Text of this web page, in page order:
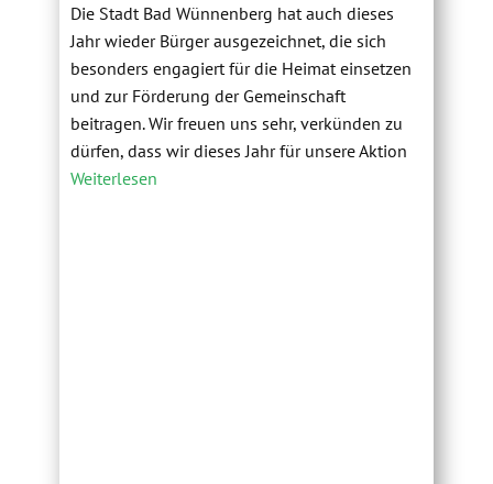
Die Stadt Bad Wünnenberg hat auch dieses
Jahr wieder Bürger ausgezeichnet, die sich
besonders engagiert für die Heimat einsetzen
und zur Förderung der Gemeinschaft
beitragen. Wir freuen uns sehr, verkünden zu
dürfen, dass wir dieses Jahr für unsere Aktion
Weiterlesen